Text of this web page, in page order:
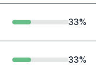
33%
33%